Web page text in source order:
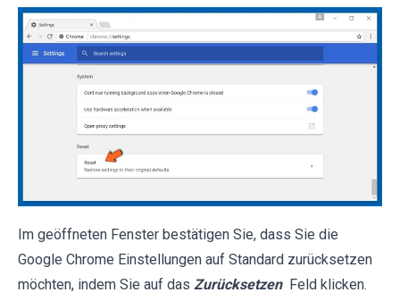
Im geöffneten Fenster bestätigen Sie, dass Sie die
Google Chrome Einstellungen auf Standard zurücksetzen
möchten, indem Sie auf das Zurücksetzen Feld klicken.